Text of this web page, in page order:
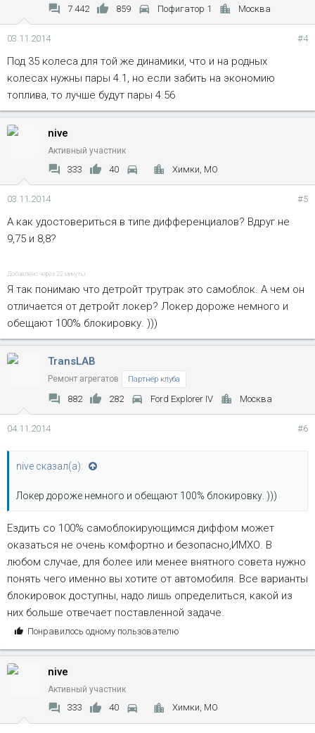
7 442 859 Пофигатор 1 Москва
03.11.2014 #4
Под 35 колеса для той же динамики, что и на родных
колесах нужны пары 4.1, но если забить на экономию
топлива, то лучше будут пары 4.56
nive
Активный участник
333 40 Химки, МО
03.11.2014 #5
А как удостовериться в типе дифференциалов? Вдруг не
9,75 и 8,8?
Добавлено через 22 минуты
Я так понимаю что детройт трутрак это самоблок. А чем он
отличается от детройт локер? Локер дороже немного и
обещают 100% блокировку. )))
TransLAB
Ремонт агрегатов Партнёр клуба
882 282 Ford Explorer IV Москва
04.11.2014 #6
nive сказал(а):
Локер дороже немного и обещают 100% блокировку. )))
Ездить со 100% самоблокирующимся диффом может
оказаться не очень комфортно и безопасно,ИМХО. В
любом случае, для более или менее внятного совета нужно
понять чего именно вы хотите от автомобиля. Все варианты
блокировок доступны, надо лишь определиться, какой из
них больше отвечает поставленной задаче.
С
м
Понравилось одному пользователю
nive
Активный участник
333 40 Химки, МО